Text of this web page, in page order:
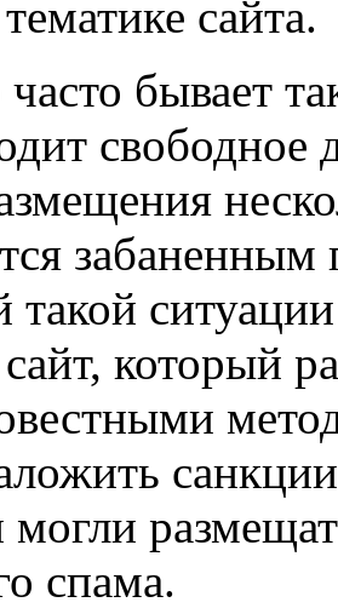
сайта.
бывает
свободное
который
спама.